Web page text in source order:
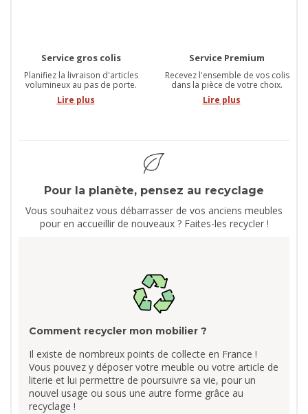
Service gros colis
Planifiez la livraison d'articles
volumineux au pas de porte.
Lire plus
Service Premium
Recevez l'ensemble de vos colis
dans la pièce de votre choix.
Lire plus
Pour la planète, pensez au recyclage
Vous souhaitez vous débarrasser de vos anciens meubles
pour en accueillir de nouveaux ? Faites-les recycler !
Comment recycler mon mobilier ?
Il existe de nombreux points de collecte en France !
Vous pouvez y déposer votre meuble ou votre article de
literie et lui permettre de poursuivre sa vie, pour un
nouvel usage ou sous une autre forme grâce au
recyclage !